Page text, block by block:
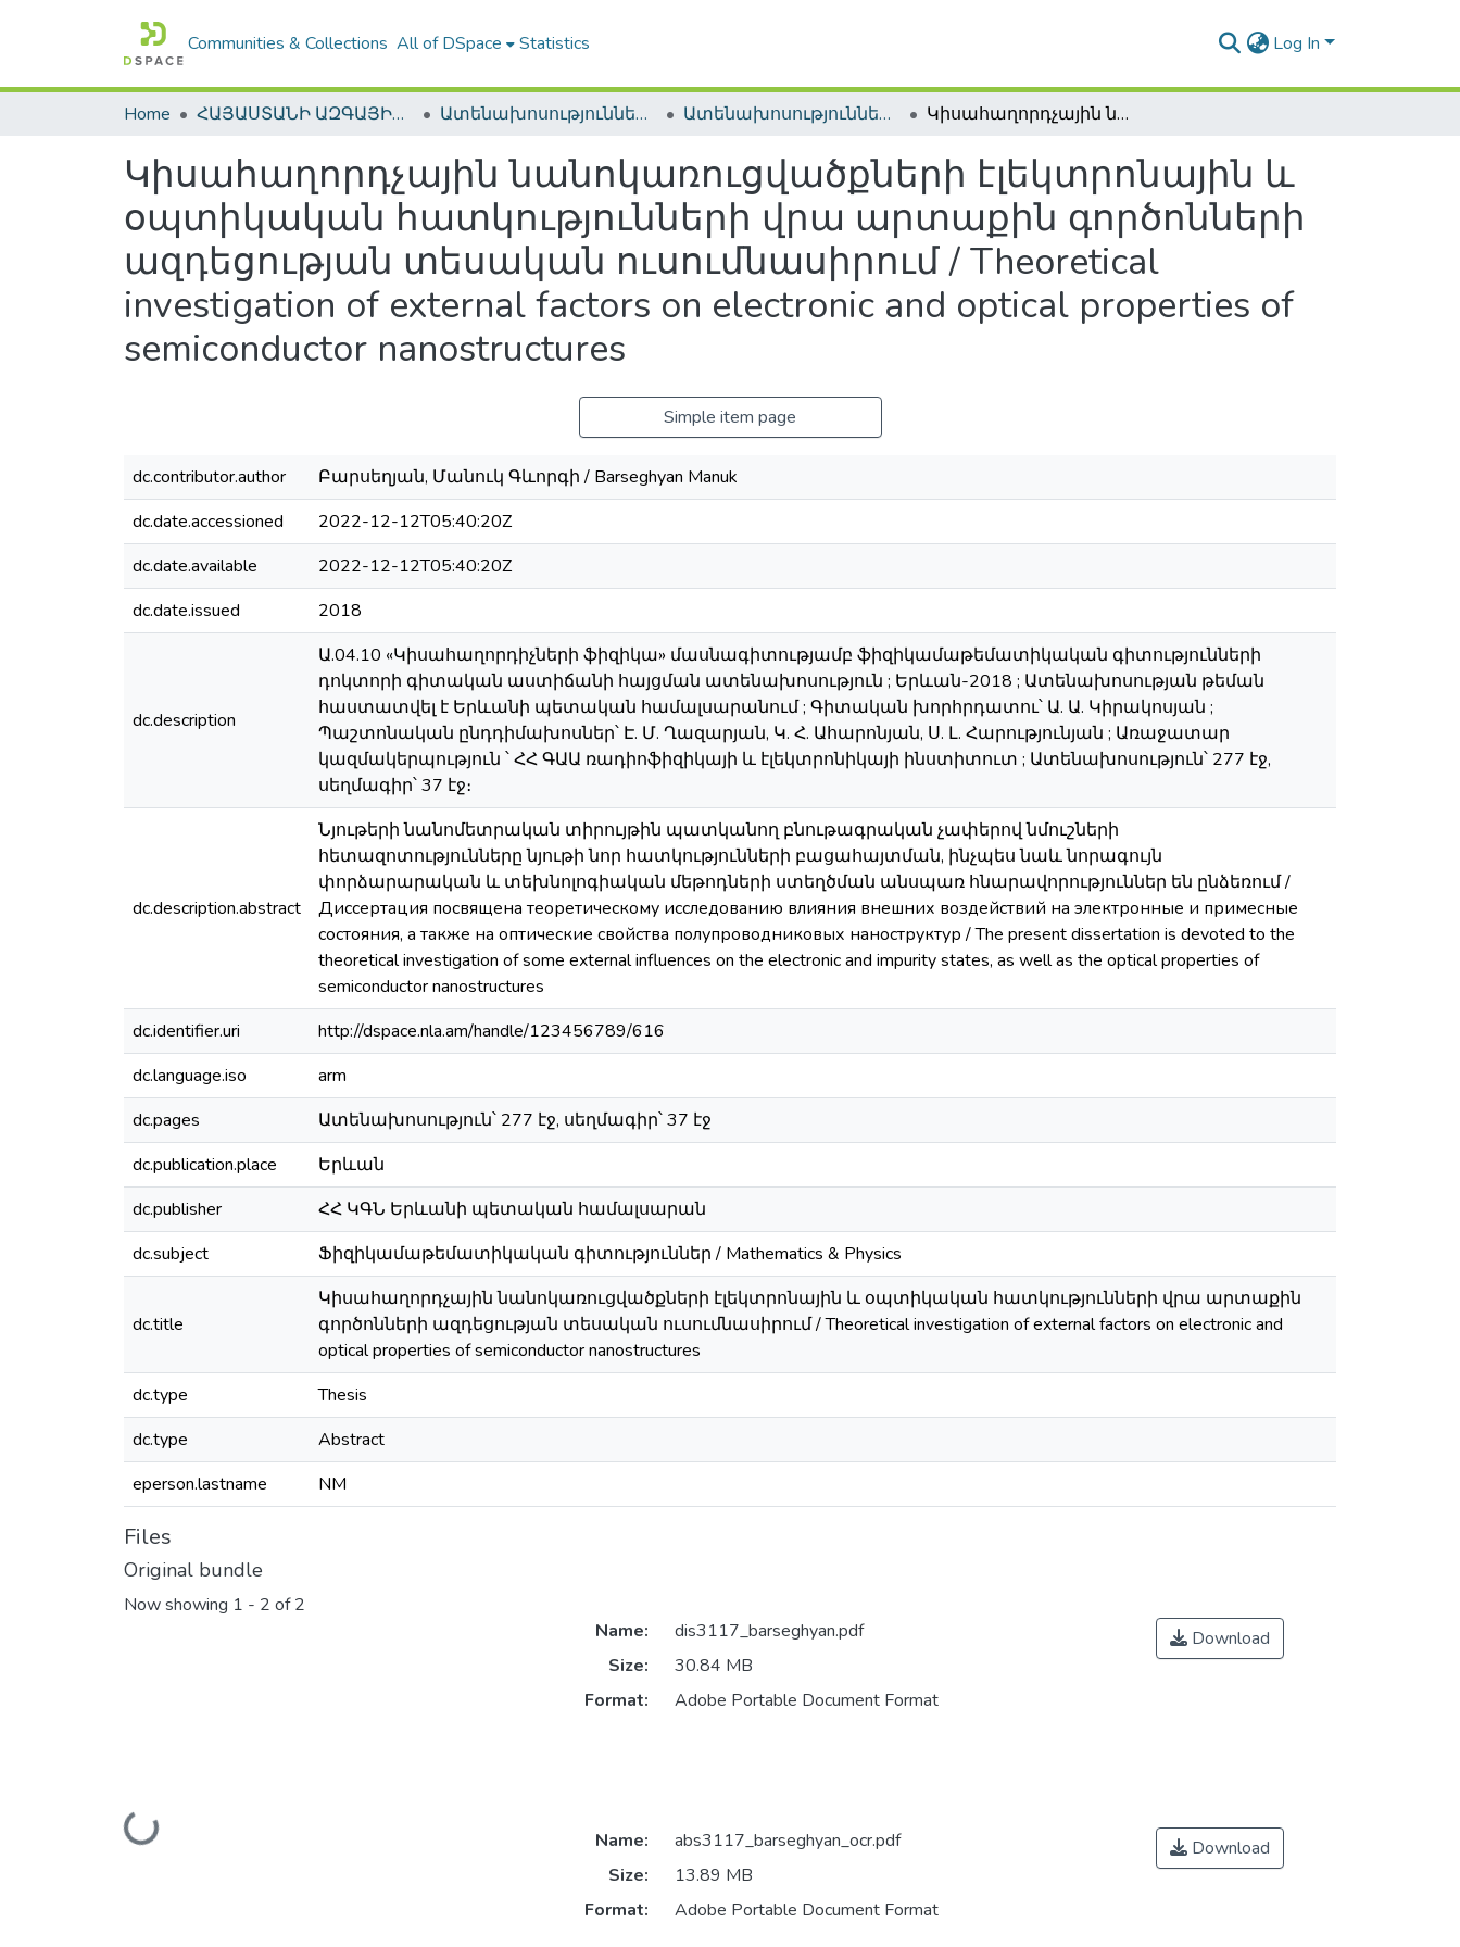
Communities & Collections All of DSpace Statistics Log In
Home ՀԱՅԱՍՏԱՆԻ ԱԶԳԱՅԻՆ ԳՐԱԴԱՐԱՆԻ ԹՎԱՅԻՆ ՊԱՀՈՑ / DIGITAL REPOSITORY OF NLA Ատենախոսություններ և սեղմագրեր / Theses & Abstracts Ատենախոսություններ և սեղմագրեր / Theses & Abstracts Կիսահաղորդչային նանոկառուցվածքների էլեկտրոնային և օպտիկական հատկությունների վրա արտաքին գործոնների ազդեցության տեսական ուսումնասիրում / Theoretical investigation of external factors on electronic and optical properties of semiconductor nanostructures
Կիսահաղորդչային նանոկառուցվածքների էլեկտրոնային և
օպտիկական հատկությունների վրա արտաքին գործոնների
ազդեցության տեսական ուսումնասիրում / Theoretical
investigation of external factors on electronic and optical properties of
semiconductor nanostructures
Simple item page
dc.contributor.author
Բարսեղյան, Մանուկ Գևորգի / Barseghyan Manuk
dc.date.accessioned
2022-12-12T05:40:20Z
dc.date.available
2022-12-12T05:40:20Z
dc.date.issued
2018
dc.description
Ա.04.10 «Կիսահաղորդիչների ֆիզիկա» մասնագիտությամբ ֆիզիկամաթեմատիկական գիտությունների
դոկտորի գիտական աստիճանի հայցման ատենախոսություն ; Երևան-2018 ; Ատենախոսության թեման
հաստատվել է Երևանի պետական համալսարանում ; Գիտական խորհրդատու՝ Ա. Ա. Կիրակոսյան ;
Պաշտոնական ընդդիմախոսներ՝ Է. Մ. Ղազարյան, Կ. Հ. Ահարոնյան, Ս. Լ. Հարությունյան ; Առաջատար
կազմակերպություն ՝ ՀՀ ԳԱԱ ռադիոֆիզիկայի և էլեկտրոնիկայի ինստիտուտ ; Ատենախոսություն՝ 277 էջ,
սեղմագիր՝ 37 էջ։
dc.description.abstract
Նյութերի նանոմետրական տիրույթին պատկանող բնութագրական չափերով նմուշների
հետազոտությունները նյութի նոր հատկությունների բացահայտման, ինչպես նաև նորագույն
փորձարարական և տեխնոլոգիական մեթոդների ստեղծման անսպառ հնարավորություններ են ընձեռում /
Диссертация посвящена теоретическому исследованию влияния внешних воздействий на электронные и примесные
состояния, a также на оптические свойства полупроводниковых наноструктур / The present dissertation is devoted to the
theoretical investigation of some external influences on the electronic and impurity states, as well as the optical properties of
semiconductor nanostructures
dc.identifier.uri
http://dspace.nla.am/handle/123456789/616
dc.language.iso
arm
dc.pages
Ատենախոսություն՝ 277 էջ, սեղմագիր՝ 37 էջ
dc.publication.place
Երևան
dc.publisher
ՀՀ ԿԳՆ Երևանի պետական համալսարան
dc.subject
Ֆիզիկամաթեմատիկական գիտություններ / Mathematics & Physics
dc.title
Կիսահաղորդչային նանոկառուցվածքների էլեկտրոնային և օպտիկական հատկությունների վրա արտաքին
գործոնների ազդեցության տեսական ուսումնասիրում / Theoretical investigation of external factors on electronic and
optical properties of semiconductor nanostructures
dc.type
Thesis
dc.type
Abstract
eperson.lastname
NM
Files
Original bundle
Now showing 1 - 2 of 2
Loading...
Name:
dis3117_barseghyan.pdf
Size:
30.84 MB
Format:
Adobe Portable Document Format
Download
Name:
abs3117_barseghyan_ocr.pdf
Size:
13.89 MB
Format:
Adobe Portable Document Format
Download